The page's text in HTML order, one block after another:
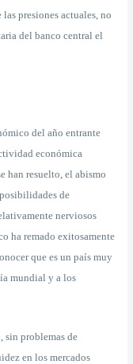
presiones actuales, no
del banco central el
del año entrante
económica
han resuelto, el abismo
de
nerviosos
ha remado exitosamente
que es un país muy
mundial y a los
sin problemas de
en los mercados